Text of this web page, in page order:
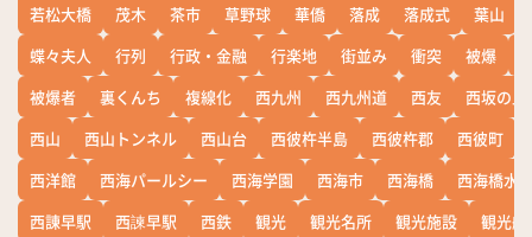
若松大橋
茂木 茶市 草野球 華僑 落成 落成式 葉山
蝶々夫人
行列 行政・金融 行楽地 街並み 衝突 被爆
被爆者
裏くんち 複線化 西九州 西九州道 西友
西坂の丘
西山
西山トンネル 西山台 西彼杵半島 西彼杵郡 西彼町
西洋館
西海パールシー 西海学園 西海市 西海橋
西海橋水
西諌早駅
西諫早駅 西鉄 観光 観光名所 観光施設
観光船